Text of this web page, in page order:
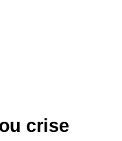
crise